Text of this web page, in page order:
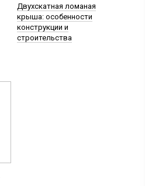
Двухскатная ломаная
крыша: особенности
конструкции и
строительства